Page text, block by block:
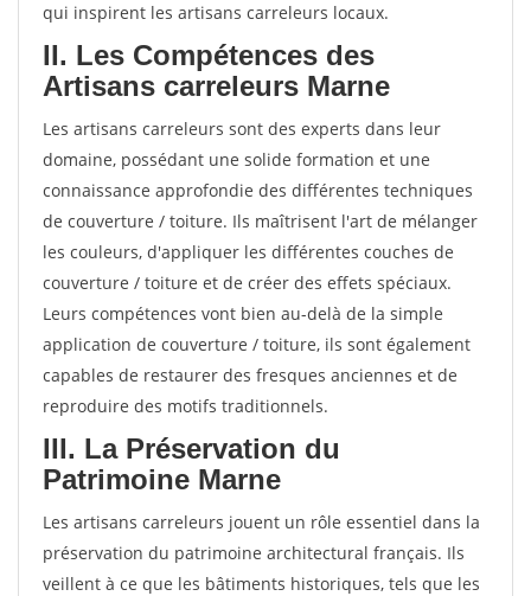
qui inspirent les artisans carreleurs locaux.
II. Les Compétences des
Artisans carreleurs Marne
Les artisans carreleurs sont des experts dans leur
domaine, possédant une solide formation et une
connaissance approfondie des différentes techniques
de couverture / toiture. Ils maîtrisent l'art de mélanger
les couleurs, d'appliquer les différentes couches de
couverture / toiture et de créer des effets spéciaux.
Leurs compétences vont bien au-delà de la simple
application de couverture / toiture, ils sont également
capables de restaurer des fresques anciennes et de
reproduire des motifs traditionnels.
III. La Préservation du
Patrimoine Marne
Les artisans carreleurs jouent un rôle essentiel dans la
préservation du patrimoine architectural français. Ils
veillent à ce que les bâtiments historiques, tels que les